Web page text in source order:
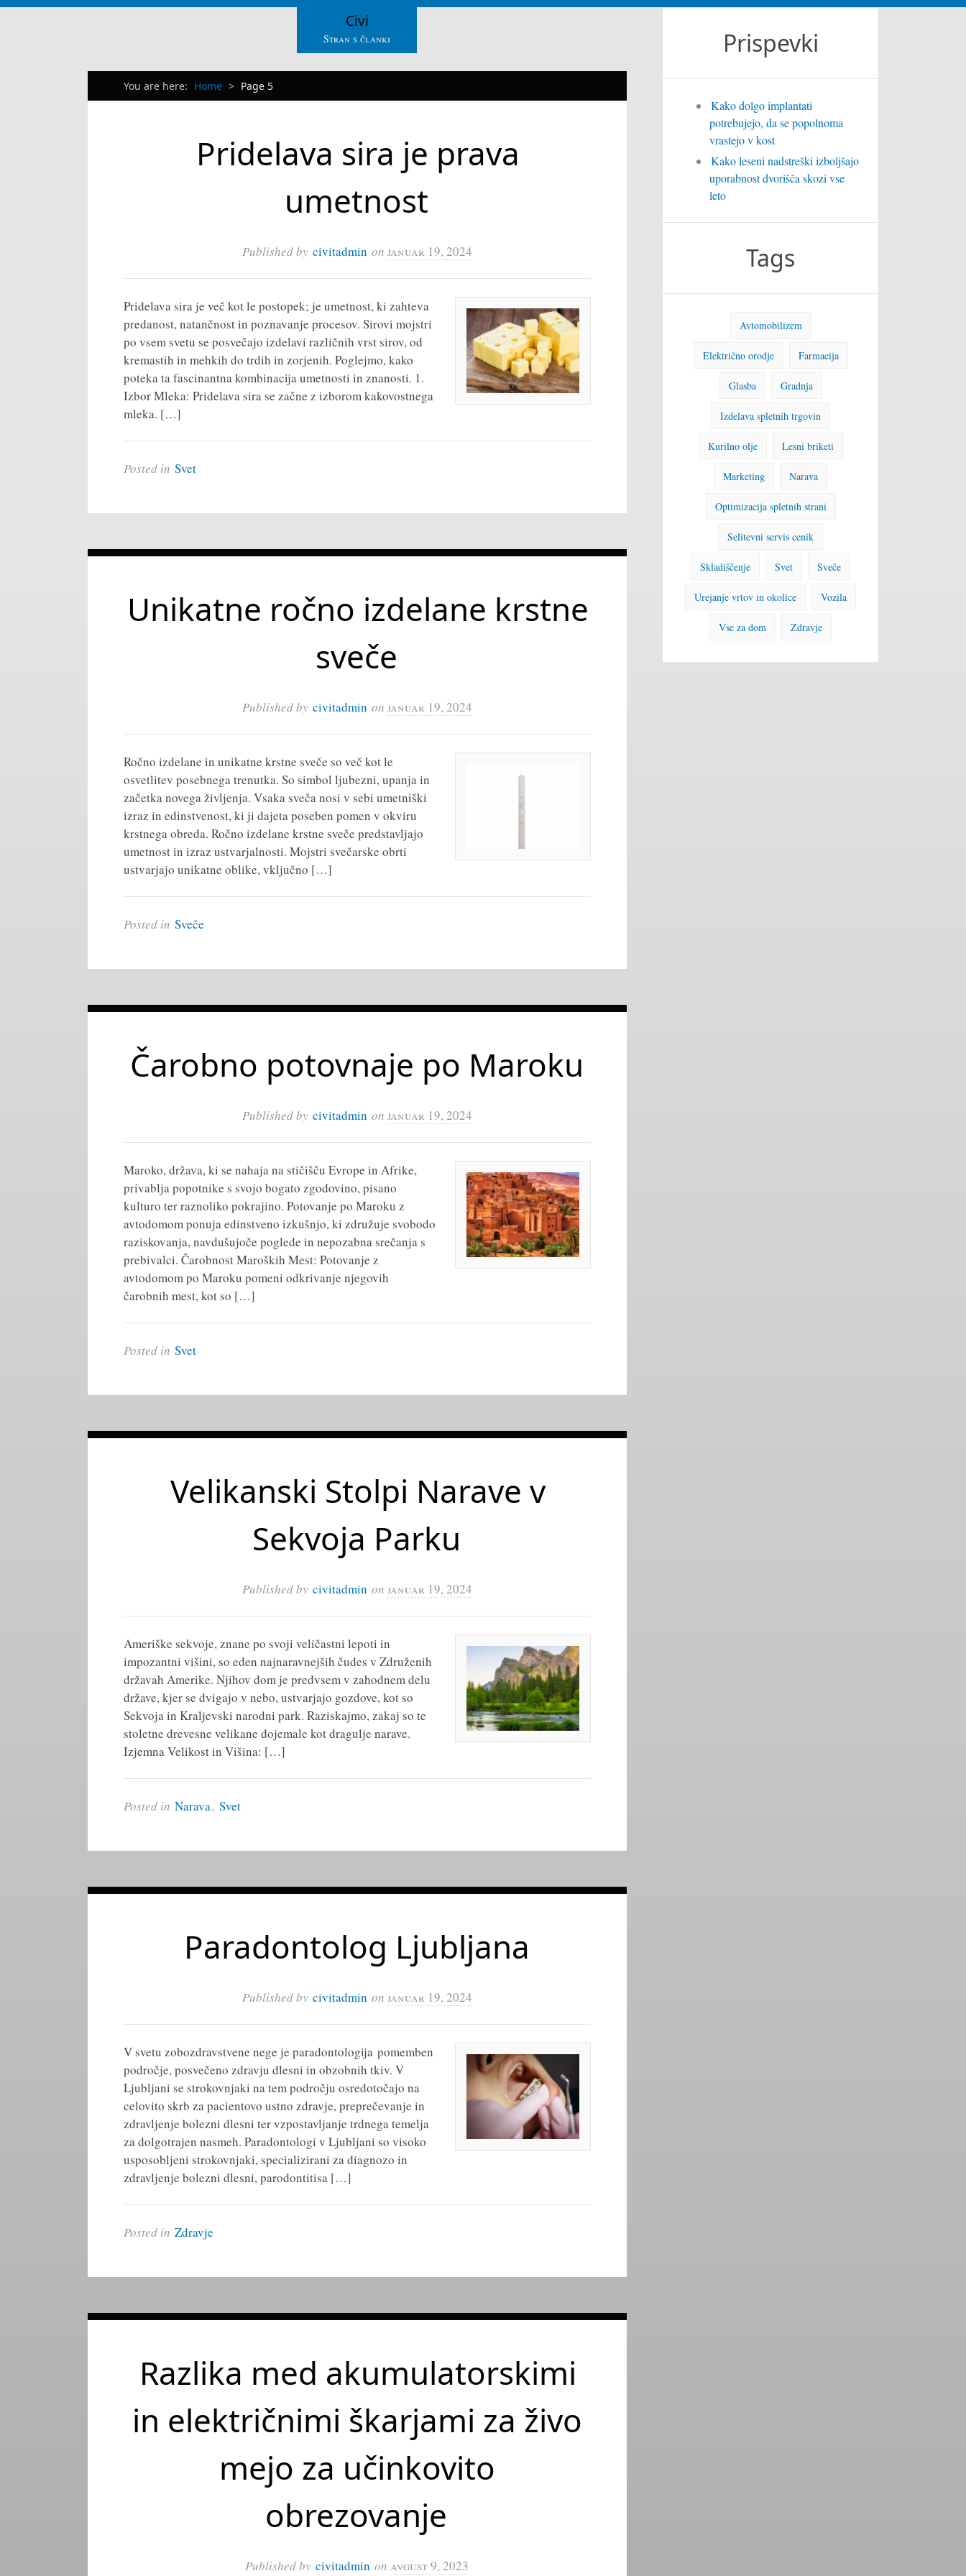
Civi
Stran s članki
You are here: Home > Page 5
Pridelava sira je prava
umetnost
Published by civitadmin on januar 19, 2024
Pridelava sira je več kot le postopek; je umetnost, ki zahteva
predanost, natančnost in poznavanje procesov. Sirovi mojstri
po vsem svetu se posvečajo izdelavi različnih vrst sirov, od
kremastih in mehkih do trdih in zorjenih. Poglejmo, kako
poteka ta fascinantna kombinacija umetnosti in znanosti. 1.
Izbor Mleka: Pridelava sira se začne z izborom kakovostnega
mleka. […]
Posted in Svet
Unikatne ročno izdelane krstne
sveče
Published by civitadmin on januar 19, 2024
Ročno izdelane in unikatne krstne sveče so več kot le
osvetlitev posebnega trenutka. So simbol ljubezni, upanja in
začetka novega življenja. Vsaka sveča nosi v sebi umetniški
izraz in edinstvenost, ki ji dajeta poseben pomen v okviru
krstnega obreda. Ročno izdelane krstne sveče predstavljajo
umetnost in izraz ustvarjalnosti. Mojstri svečarske obrti
ustvarjajo unikatne oblike, vključno […]
Posted in Sveče
Čarobno potovnaje po Maroku
Published by civitadmin on januar 19, 2024
Maroko, država, ki se nahaja na stičišču Evrope in Afrike,
privablja popotnike s svojo bogato zgodovino, pisano
kulturo ter raznoliko pokrajino. Potovanje po Maroku z
avtodomom ponuja edinstveno izkušnjo, ki združuje svobodo
raziskovanja, navdušujoče poglede in nepozabna srečanja s
prebivalci. Čarobnost Maroških Mest: Potovanje z
avtodomom po Maroku pomeni odkrivanje njegovih
čarobnih mest, kot so […]
Posted in Svet
Velikanski Stolpi Narave v
Sekvoja Parku
Published by civitadmin on januar 19, 2024
Ameriške sekvoje, znane po svoji veličastni lepoti in
impozantni višini, so eden najnaravnejših čudes v Združenih
državah Amerike. Njihov dom je predvsem v zahodnem delu
države, kjer se dvigajo v nebo, ustvarjajo gozdove, kot so
Sekvoja in Kraljevski narodni park. Raziskajmo, zakaj so te
stoletne drevesne velikane dojemale kot dragulje narave.
Izjemna Velikost in Višina: […]
Posted in Narava, Svet
Paradontolog Ljubljana
Published by civitadmin on januar 19, 2024
V svetu zobozdravstvene nege je paradontologija pomemben
področje, posvečeno zdravju dlesni in obzobnih tkiv. V
Ljubljani se strokovnjaki na tem področju osredotočajo na
celovito skrb za pacientovo ustno zdravje, preprečevanje in
zdravljenje bolezni dlesni ter vzpostavljanje trdnega temelja
za dolgotrajen nasmeh. Paradontologi v Ljubljani so visoko
usposobljeni strokovnjaki, specializirani za diagnozo in
zdravljenje bolezni dlesni, parodontitisa […]
Posted in Zdravje
Razlika med akumulatorskimi
in električnimi škarjami za živo
mejo za učinkovito
obrezovanje
Published by civitadmin on avgust 9, 2023
Prispevki
Kako dolgo implantati
potrebujejo, da se popolnoma
vrastejo v kost
Kako leseni nadstreški izboljšajo
uporabnost dvorišča skozi vse
leto
Tags
Avtomobilizem
Električno orodje Farmacija
Glasba Gradnja
Izdelava spletnih trgovin
Kurilno olje Lesni briketi
Marketing Narava
Optimizacija spletnih strani
Selitevni servis cenik
Skladiščenje Svet Sveče
Urejanje vrtov in okolice Vozila
Vse za dom Zdravje